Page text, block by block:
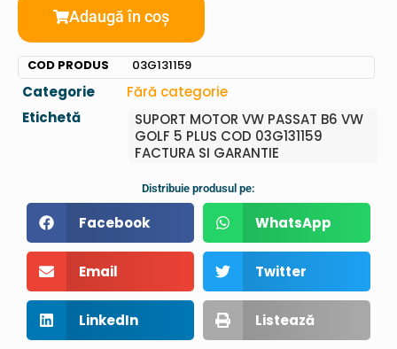
Adaugă în coș
COD PRODUS 03G131159
Categorie
Fără categorie
Etichetă
SUPORT MOTOR VW PASSAT B6 VW
GOLF 5 PLUS COD 03G131159
FACTURA SI GARANTIE
Distribuie produsul pe:
Facebook WhatsApp
Email Twitter
LinkedIn Listează